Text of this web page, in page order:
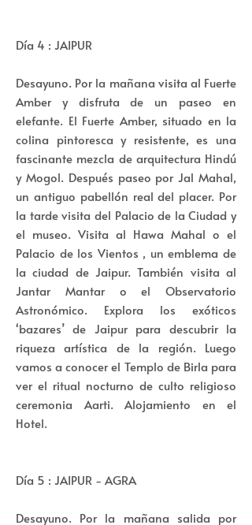
Día 4 : JAIPUR
Desayuno. Por la mañana visita al Fuerte
Amber y disfruta de un paseo en
elefante. El Fuerte Amber, situado en la
colina pintoresca y resistente, es una
fascinante mezcla de arquitectura Hindú
y Mogol. Después paseo por Jal Mahal,
un antiguo pabellón real del placer. Por
la tarde visita del Palacio de la Ciudad y
el museo. Visita al Hawa Mahal o el
Palacio de los Vientos , un emblema de
la ciudad de Jaipur. También visita al
Jantar Mantar o el Observatorio
Astronómico. Explora los exóticos
‘bazares’ de Jaipur para descubrir la
riqueza artística de la región. Luego
vamos a conocer el Templo de Birla para
ver el ritual nocturno de culto religioso
ceremonia Aarti. Alojamiento en el
Hotel.
Día 5 : JAIPUR - AGRA
Desayuno. Por la mañana salida por